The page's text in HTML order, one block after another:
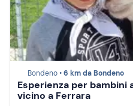
Bondeno •6 km da Bondeno
Esperienza per bambini
vicino a Ferrara